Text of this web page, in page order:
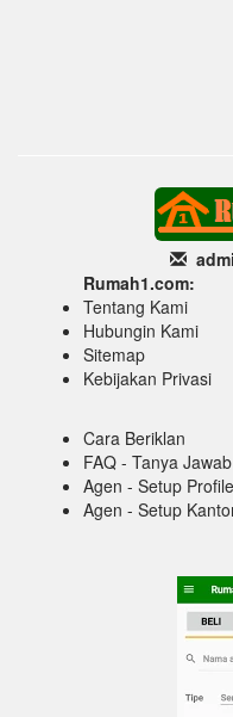
Rumah1.com:
Tentang Kami
Hubungin Kami
Sitemap
Kebijakan Privasi
Cara Beriklan
FAQ - Tanya Jawab
Agen - Setup
Agen - Setup